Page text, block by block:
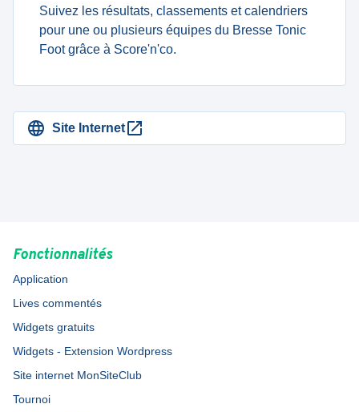
Suivez les résultats, classements et calendriers
pour une ou plusieurs équipes du Bresse Tonic
Foot grâce à Score'n'co.
Site Internet
Fonctionnalités
Application
Lives commentés
Widgets gratuits
Widgets - Extension Wordpress
Site internet MonSiteClub
Tournoi